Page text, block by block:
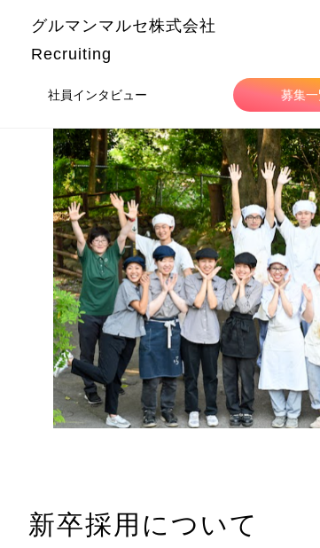
グルマンマルセ株式会社
Recruiting
社員インタビュー 募集
新卒採用について